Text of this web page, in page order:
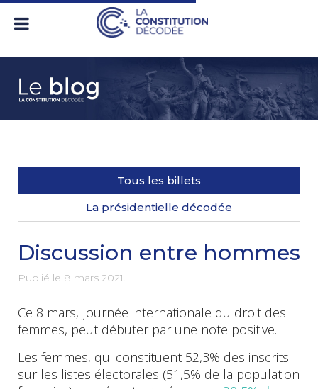
Tous les billets
La présidentielle décodée
Discussion entre hommes
Publié le 8 mars 2021
Ce 8 mars, Journée internationale du droit des
femmes, peut débuter par une note positive.
Les femmes, qui constituent 52,3% des inscrits
sur les listes électorales (51,5% de la population